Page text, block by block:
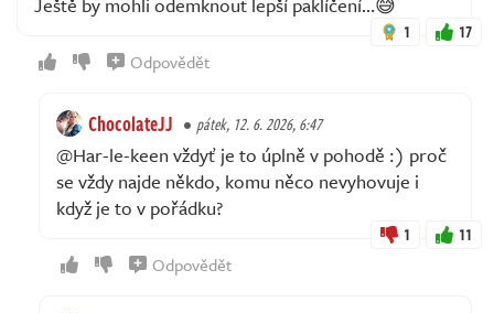
1 17
Odpovědět
ChocolateJJ pátek, 12. 6. 2026, 6:47
@Har-le-keen vždyť je to úplně v pohodě :) proč
se vždy najde někdo, komu něco nevyhovuje i
když je to v pořádku?
1 11
Odpovědět